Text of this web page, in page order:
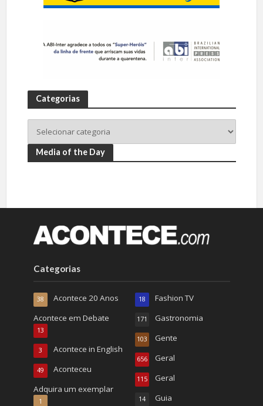
Categorias
Media of the Day
Categorias
Acontece 20 Anos
38
Acontece em Debate
13
Acontece in English
3
Aconteceu
49
Adquira um exemplar
1
Fashion TV
18
Gastronomia
171
Gente
103
Geral
656
Geral
115
Guia
14